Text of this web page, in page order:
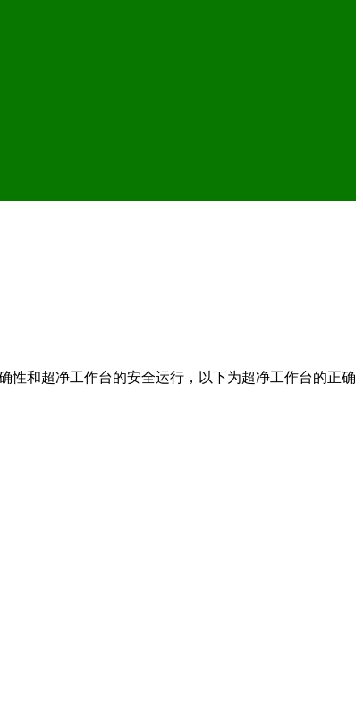
性和超净工作台的安全运行，以下为超净工作台的正确